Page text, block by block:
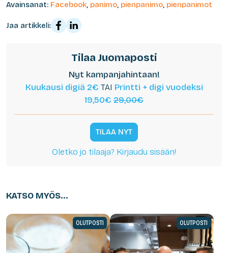
Avainsanat: Facebook, panimo, pienpanimo, pienpanimot
Jaa artikkeli:
Tilaa Juomaposti
Nyt kampanjahintaan!
Kuukausi digiä 2€ TAI Printti + digi vuodeksi
19,50€ 29,00€
TILAA NYT
Oletko jo tilaaja? Kirjaudu sisään!
KATSO MYÖS...
OLUTPOSTI OLUTPOSTI